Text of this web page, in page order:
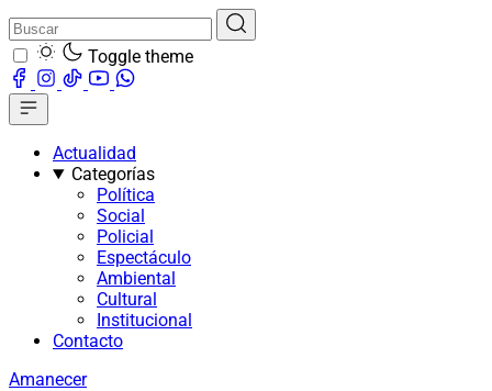
Toggle theme
Actualidad
Categorías
Política
Social
Policial
Espectáculo
Ambiental
Cultural
Institucional
Contacto
Amanecer